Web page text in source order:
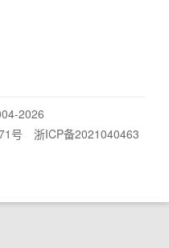
2026
号
浙ICP备2021040463